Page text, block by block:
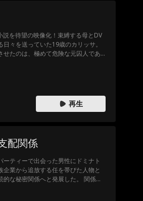
説を待望の映像化！束縛する母とDV
々を送っていた19歳のカリッサ。
たのは、極めて危険な元囚人であ
た彼女に、果たして生き残る道はあ
再生
配関係
ティーで出会った男性にドミナト
業から追放する任を帯びた人物と
な秘密関係へと発展した。 関係発